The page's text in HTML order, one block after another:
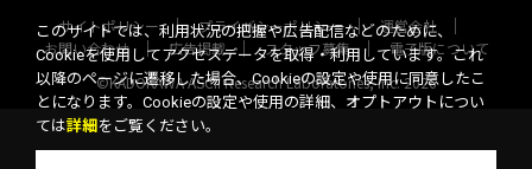
サイトポリシー プライバシーポリシー
運営会社
お問い合わせ
広告掲載 スタッフ募集
電子版について
©KADOKAWA ASCII Research Laboratories, Inc. 2026
このサイトでは、利用状況の把握や広告配信などのために、
Cookieを使用してアクセスデータを取得・利用しています。これ
以降のページに遷移した場合、Cookieの設定や使用に同意したこ
とになります。Cookieの設定や使用の詳細、オプトアウトについ
ては詳細 をご覧ください。